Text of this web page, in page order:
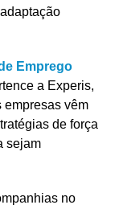
Emprego
a Experis,
vêm
de força
sejam
no